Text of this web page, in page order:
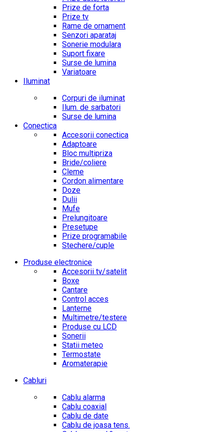
Prize de forta
Prize tv
Rame de ornament
Senzori aparataj
Sonerie modulara
Suport fixare
Surse de lumina
Variatoare
Iluminat
Corpuri de iluminat
Ilum. de sarbatori
Surse de lumina
Conectica
Accesorii conectica
Adaptoare
Bloc multipriza
Bride/coliere
Cleme
Cordon alimentare
Doze
Dulii
Mufe
Prelungitoare
Presetupe
Prize programabile
Stechere/cuple
Produse electronice
Accesorii tv/satelit
Boxe
Cantare
Control acces
Lanterne
Multimetre/testere
Produse cu LCD
Sonerii
Statii meteo
Termostate
Aromaterapie
Cabluri
Cablu alarma
Cablu coaxial
Cablu de date
Cablu de joasa tens.